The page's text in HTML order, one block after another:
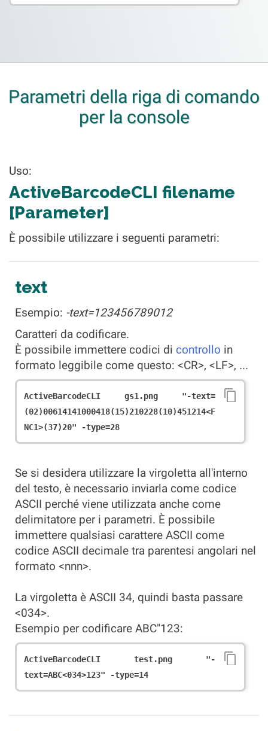
Parametri della riga di comando
per la console
Uso:
ActiveBarcodeCLI filename
[Parameter]
È possibile utilizzare i seguenti parametri:
text
Esempio: -text=123456789012
Caratteri da codificare.
È possibile immettere codici di controllo in
formato leggibile come questo: <CR>, <LF>, ...
ActiveBarcodeCLI gs1.png "-text=
(02)00614141000418(15)210228(10)451214<F
NC1>(37)20" -type=28
Se si desidera utilizzare la virgoletta all'interno
del testo, è necessario inviarla come codice
ASCII perché viene utilizzata anche come
delimitatore per i parametri. È possibile
immettere qualsiasi carattere ASCII come
codice ASCII decimale tra parentesi angolari nel
formato <nnn>.
La virgoletta è ASCII 34, quindi basta passare
<034>.
Esempio per codificare ABC"123:
ActiveBarcodeCLI test.png "-
text=ABC<034>123" -type=14